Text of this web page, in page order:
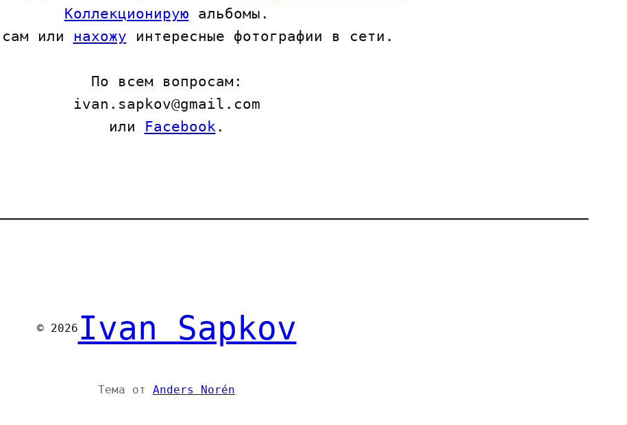
Коллекционирую альбомы.
сам или нахожу интересные фотографии в сети.
По всем вопросам:
ivan.sapkov@gmail.com
или
Facebook .
© 2026 Ivan Sapkov
Тема от Anders Norén